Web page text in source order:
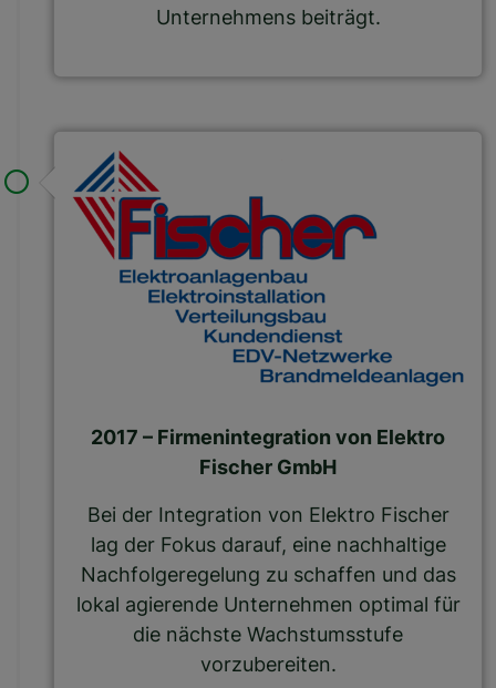
Unternehmens beiträgt.
2017 – Firmenintegration von Elektro
Fischer GmbH
Bei der Integration von Elektro Fischer
lag der Fokus darauf, eine nachhaltige
Nachfolgeregelung zu schaffen und das
lokal agierende Unternehmen optimal für
die nächste Wachstumsstufe
vorzubereiten.